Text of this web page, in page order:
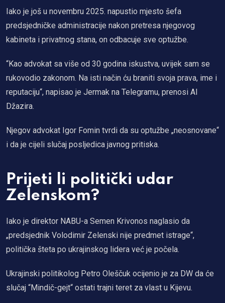
Iako je još u novembru 2025. napustio mjesto šefa
predsjedničke administracije nakon pretresa njegovog
kabineta i privatnog stana, on odbacuje sve optužbe.
“Kao advokat sa više od 30 godina iskustva, uvijek sam se
rukovodio zakonom. Na isti način ću braniti svoja prava, ime i
reputaciju“, napisao je Jermak na Telegramu, prenosi Al
Džazira.
Njegov advokat Igor Fomin tvrdi da su optužbe „neosnovane“
i da je cijeli slučaj posljedica javnog pritiska.
Prijeti li politički udar
Zelenskom?
Iako je direktor NABU-a Semen Krivonos naglasio da
„predsjednik Volodimir Zelenski nije predmet istrage“,
politička šteta po ukrajinskog lidera već je počela.
Ukrajinski politikolog Petro Oleščuk ocijenio je za DW da će
slučaj “Mindič-gejt“ ostati trajni teret za vlast u Kijevu.